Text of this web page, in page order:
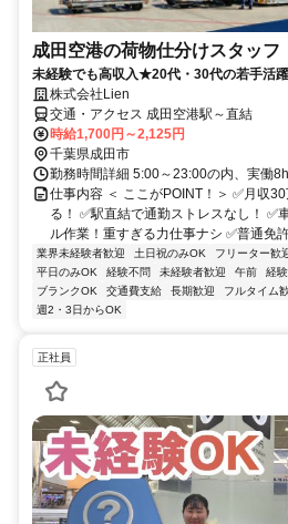
成田空港の荷物仕分けスタッフ
未経験でも高収入★20代・30代の若手活
株式会社Lien
交通・アクセス 成田空港駅～直結
時給1,700円～2,125円
千葉県成田市
勤務時間詳細 5:00～23:00の内、実働
仕事内容 ＜ ここがPOINT！＞ ✅月収
る！ ✅駅直結で通勤ストレスなし！ ✅
ル作業！重すぎる力仕事ナシ ✅普通免
業界未経験者歓迎 土日祝のみOK フリーター歓
平日のみOK
経験不問 未経験者歓迎 午前 経
ブランクOK
交通費支給 長期歓迎 フルタイム
週2・3日からOK
正社員